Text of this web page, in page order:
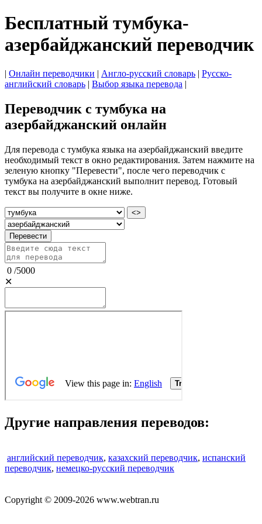
Бесплатный тумбука-
азербайджанский переводчик
| Онлайн переводчики | Англо-русский словарь | Русско-
английский словарь | Выбор языка перевода |
Переводчик с тумбука на
азербайджанский онлайн
Для перевода с тумбука языка на азербайджанский введите
необходимый текст в окно редактирования. Затем нажмите на
зеленую кнопку "Перевести", после чего переводчик с
тумбука на азербайджанский выполнит перевод. Готовый
текст вы получите в окне ниже.
<>
Перевести
0 /5000
✕
Другие направления переводов:
английский переводчик, казахский переводчик, испанский
переводчик, немецко-русский переводчик
Copyright © 2009-2026 www.webtran.ru